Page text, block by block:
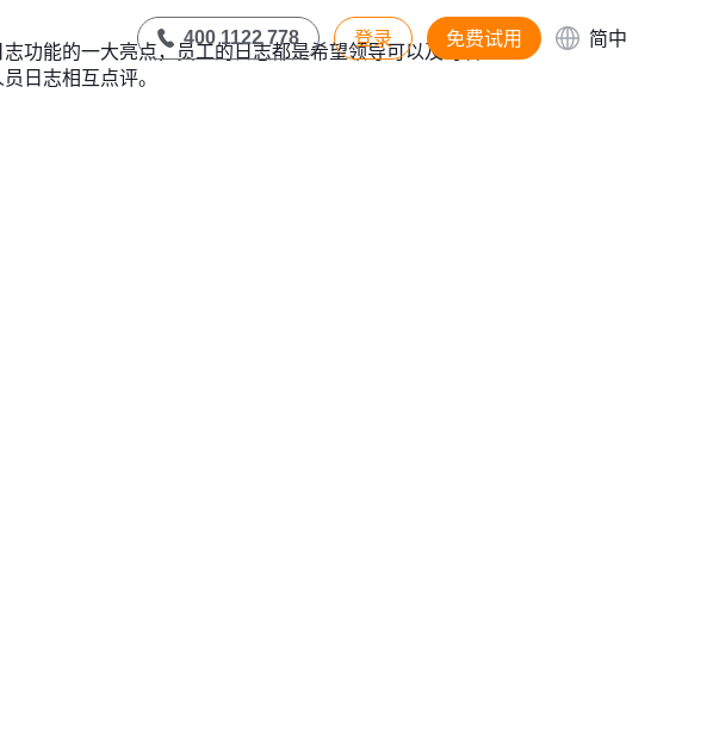
400 1122 778 登录 免费试用 简中
功能的一大亮点，员工的日志都是希望领导可以及时看
日志相互点评。